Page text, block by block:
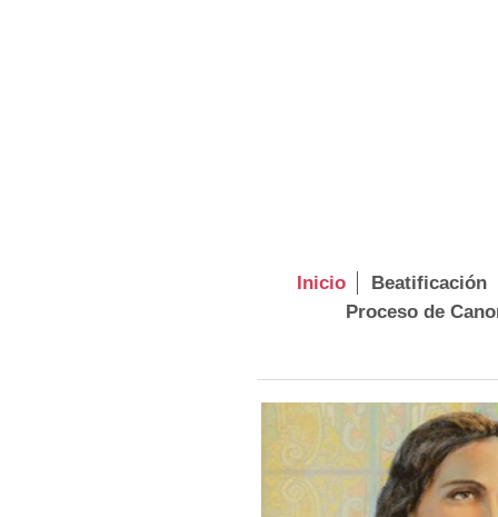
Inicio
Beatificación
Proceso de